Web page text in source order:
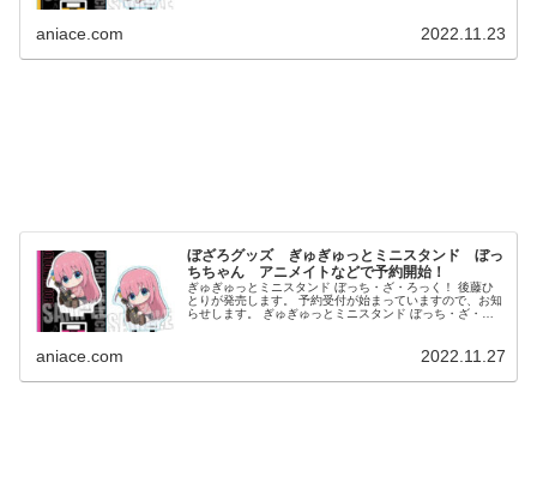
aniace.com 2022.11.23
ぼざろグッズ ぎゅぎゅっとミニスタンド ぼっ
ちちゃん アニメイトなどで予約開始！
ぎゅぎゅっとミニスタンド ぼっち・ざ・ろっく！ 後藤ひ
とりが発売します。 予約受付が始まっていますので、お知
らせします。 ぎゅぎゅっとミニスタンド ぼっち・ざ・ろ
aniace.com 2022.11.27